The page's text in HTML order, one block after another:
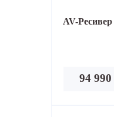
AV-Ресивер
94 990